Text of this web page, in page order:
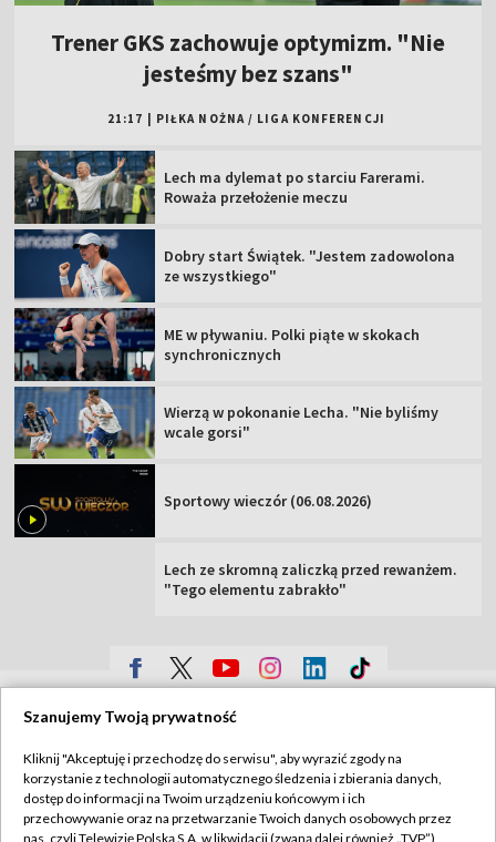
Trener GKS zachowuje optymizm. "Nie
jesteśmy bez szans"
21:17 PIŁKA NOŻNA / LIGA KONFERENCJI
Lech ma dylemat po starciu Farerami.
Roważa przełożenie meczu
Dobry start Świątek. "Jestem zadowolona
ze wszystkiego"
ME w pływaniu. Polki piąte w skokach
synchronicznych
Wierzą w pokonanie Lecha. "Nie byliśmy
wcale gorsi"
Sportowy wieczór (06.08.2026)
Lech ze skromną zaliczką przed rewanżem.
"Tego elementu zabrakło"
Sklep TVP
Biuro Reklamy
Polityka prywatności
Moje zgody
Szanujemy Twoją prywatność
Kliknij "Akceptuję i przechodzę do serwisu", aby wyrazić zgody na
korzystanie z technologii automatycznego śledzenia i zbierania danych,
dostęp do informacji na Twoim urządzeniu końcowym i ich
przechowywanie oraz na przetwarzanie Twoich danych osobowych przez
nas, czyli Telewizję Polską S.A. w likwidacji (zwaną dalej również „TVP”),